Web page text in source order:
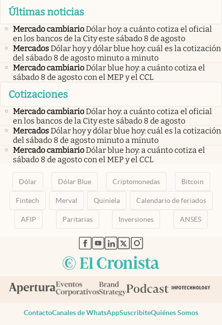
Últimas noticias
Mercado cambiarioDólar hoy: a cuánto cotiza el oficial
en los bancos de la City este sábado 8 de agosto
MercadosDólar hoy y dólar blue hoy: cuál es la cotización
del sábado 8 de agosto minuto a minuto
Mercado cambiarioDólar blue hoy: a cuánto cotiza el
sábado 8 de agosto con el MEP y el CCL
Cotizaciones
Mercado cambiarioDólar hoy: a cuánto cotiza el oficial
en los bancos de la City este sábado 8 de agosto
MercadosDólar hoy y dólar blue hoy: cuál es la cotización
del sábado 8 de agosto minuto a minuto
Mercado cambiarioDólar blue hoy: a cuánto cotiza el
sábado 8 de agosto con el MEP y el CCL
Dólar Dólar Blue Criptomonedas Bitcoin
Fintech Merval Quiniela Calendario de feriados
AFIP Paritarias Inversiones ANSES
abre en nueva pestaña
abre en nueva pestaña
abre en nueva pestaña
abre en nueva pestaña
abre en nueva pestaña
ContactoCanales de WhatsAppSuscribiteQuiénes Somos